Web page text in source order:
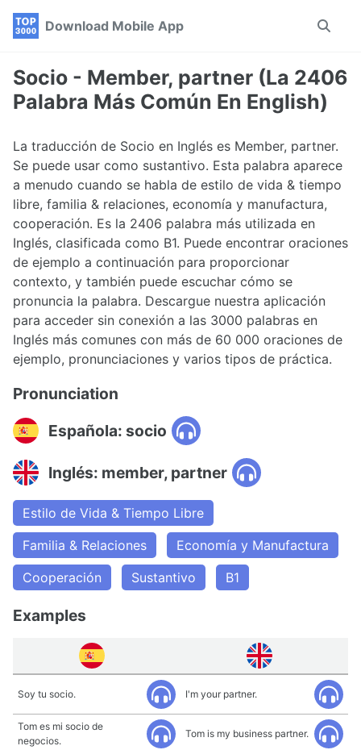
Skip
navigation
Skip
Skip
Download Mobile App
Toggle
Socio - Member, partner (La 2406
Palabra Más Común En English)
La traducción de Socio en Inglés es Member, partner.
Se puede usar como sustantivo. Esta palabra aparece
a menudo cuando se habla de estilo de vida & tiempo
libre, familia & relaciones, economía y manufactura,
cooperación. Es la 2406 palabra más utilizada en
Inglés, clasificada como B1. Puede encontrar oraciones
de ejemplo a continuación para proporcionar
contexto, y también puede escuchar cómo se
pronuncia la palabra. Descargue nuestra aplicación
para acceder sin conexión a las 3000 palabras en
Inglés más comunes con más de 60 000 oraciones de
ejemplo, pronunciaciones y varios tipos de práctica.
Pronunciation
Española: socio
Inglés: member, partner
Estilo de Vida & Tiempo Libre
Familia & Relaciones
Economía y Manufactura
Cooperación
Sustantivo B1
Examples
Soy tu socio. I'm your partner.
Tom es mi socio de
negocios.
Tom is my business partner.